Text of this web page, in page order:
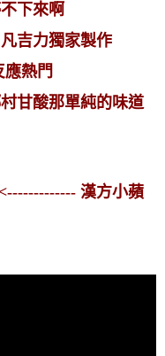
下來啊
吉力獨家製作
熱門
甘酸那單純的味道
<------------- 漢方小蘋